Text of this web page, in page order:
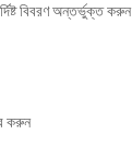
বিবরণ অন্তর্ভুক্ত করুন
করুন